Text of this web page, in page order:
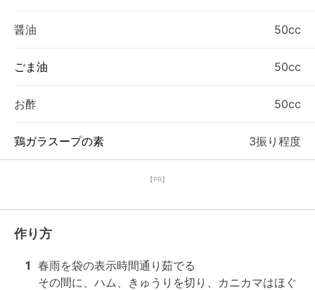
醤油 50cc
ごま油 50cc
お酢 50cc
鶏ガラスープの素 3振り程度
【PR】
作り方
1 春雨を袋の表示時間通り茹でる
その間に、ハム、きゅうりを切り、カニカマはほぐ